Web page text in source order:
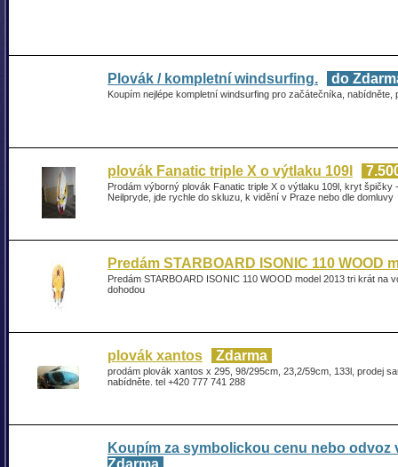
Plovák / kompletní windsurfing. do
Koupím nejlépe kompletní windsurfing pro začátečníka, nabídněte,
plovák Fanatic triple X o výtlaku 109l
Prodám výborný plovák Fanatic triple X o výtlaku 109l, kryt
Neilpryde, jde rychle do skluzu, k vidění v Praze nebo dle domluvy
Predám STARBOARD ISONIC 110 WOOD
Predám STARBOARD ISONIC 110 WOOD model 2013 tri krát na
dohodou
plovák xantos Zdarma
prodám plovák xantos x 295, 98/295cm, 23,2/59cm, 133l, prodej
nabídněte. tel +420 777 741 288
Koupím za symbolickou cenu nebo
Zdarma